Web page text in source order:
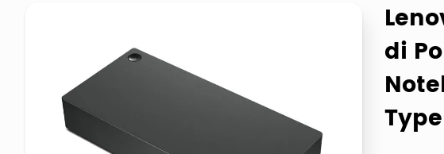
ombrelloni
lucidatrice pavimenti
italia independent occhiali sole 0703 thin
di